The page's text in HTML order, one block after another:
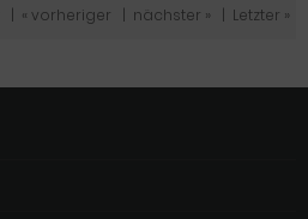
« vorheriger nächster » Letzter »